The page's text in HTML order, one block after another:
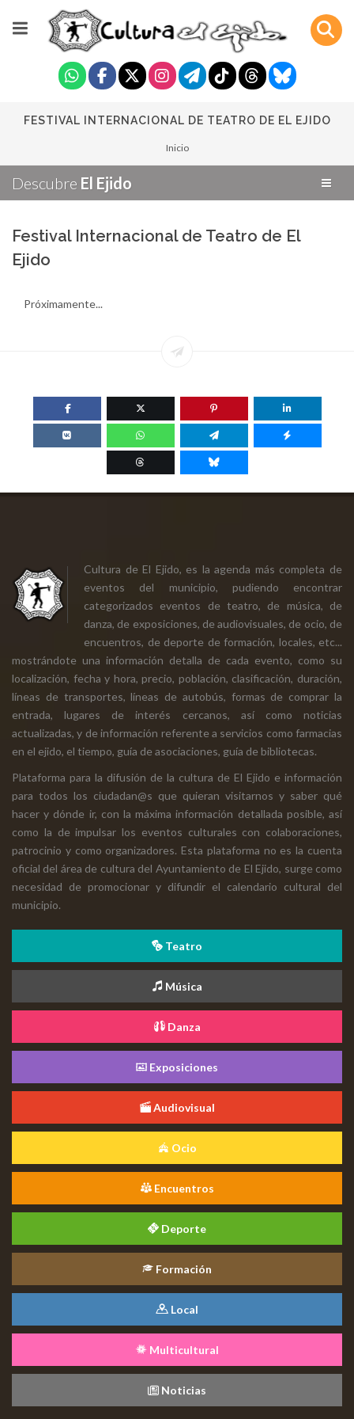
FESTIVAL INTERNACIONAL DE TEATRO DE EL EJIDO
Inicio
Descubre El Ejido
Festival Internacional de Teatro de El
Ejido
Próximamente...
Cultura de El Ejido, es la agenda más completa de
eventos del municipio, pudiendo encontrar
categorizados eventos de teatro, de música, de
danza, de exposiciones, de audiovisuales, de ocio, de
encuentros, de deporte de formación, locales, etc...
mostrándote una información detalla de cada evento, como su
localización, fecha y hora, precio, población, clasificación, duración,
líneas de transportes, líneas de autobús, formas de comprar la
entrada, lugares de interés cercanos, así como noticias
actualizadas, y de información referente a servicios como farmacias
en el ejido, el tiempo, guía de asociaciones, guía de bibliotecas.
Plataforma para la difusión de la cultura de El Ejido e información
para todos los ciudadan@s que quieran visitarnos y saber qué
hacer y dónde ir, con la máxima información detallada posible, así
como la de impulsar los eventos culturales con colaboraciones,
patrocinio y como organizadores. Esta plataforma no es la cuenta
oficial del área de cultura del Ayuntamiento de El Ejido, surge como
necesidad de promocionar y difundir el calendario cultural del
municipio.
Teatro
Música
Danza
Exposiciones
Audiovisual
Ocio
Encuentros
Deporte
Formación
Local
Multicultural
Noticias